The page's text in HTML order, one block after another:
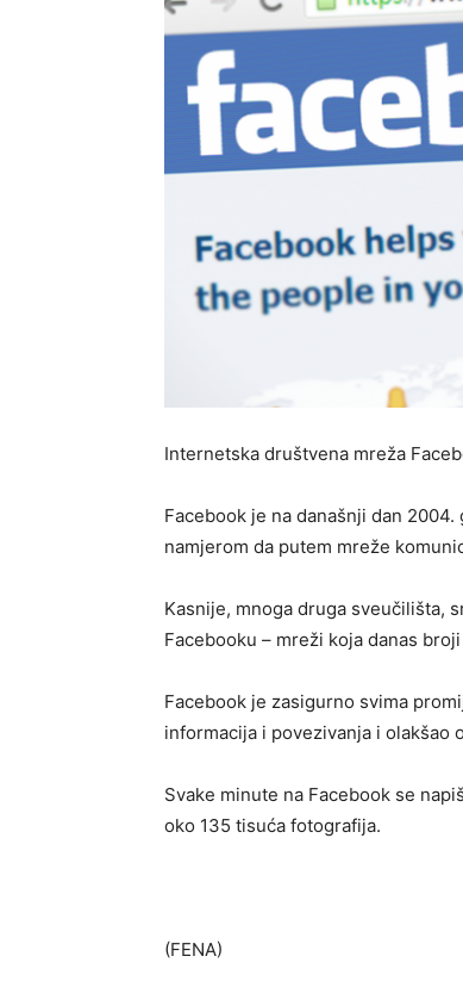
Internetska društvena mreža
Facebook je na današnji dan
namjerom da putem mreže
Kasnije, mnoga druga sveučilišta,
Facebooku – mreži koja danas
Facebook je zasigurno svima
informacija i povezivanja i olakšao
Svake minute na Facebook se
oko 135 tisuća fotografija.
(FENA)